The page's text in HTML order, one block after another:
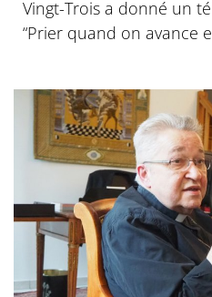
Vingt-Trois a donné un
“Prier quand on avance